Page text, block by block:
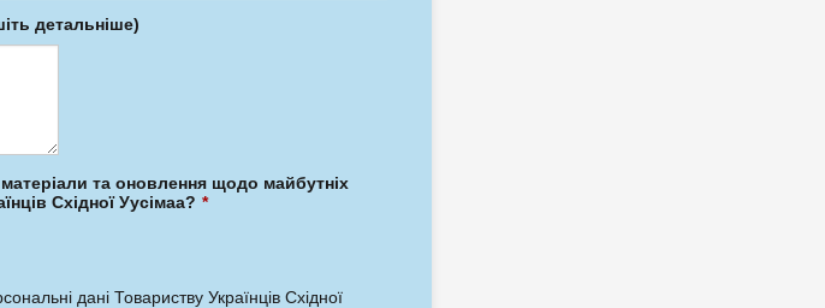
детальніше)
та оновлення щодо майбутніх
Східної Уусімаа? *
дані Товариству Українців Східної